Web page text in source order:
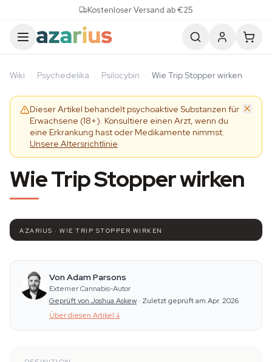
Kostenloser Versand ab €25
Wiki · Psychedelika · Psilocybin · Wie Trip Stopper wirken
Dieser Artikel behandelt psychoaktive Substanzen für
Erwachsene (18+). Konsultiere einen Arzt, wenn du
eine Erkrankung hast oder Medikamente nimmst.
Unsere Altersrichtlinie
Wie Trip Stopper wirken
AZARIUS · WIE TRIP STOPPER WIRKEN
Von Adam Parsons
Externer Cannabis-Autor
Geprüft von Joshua Askew · Zuletzt geprüft am Apr. 2026
Über diesen Artikel ↓